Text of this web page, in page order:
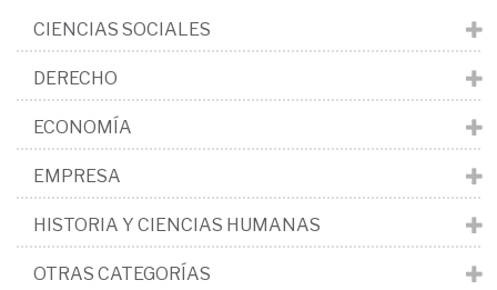
CIENCIAS SOCIALES
DERECHO
ECONOMÍA
EMPRESA
HISTORIA Y CIENCIAS HUMANAS
OTRAS CATEGORÍAS